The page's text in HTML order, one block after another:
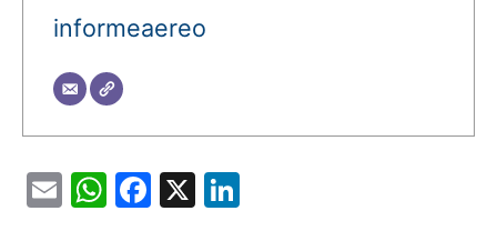
informeaereo
EmailWhatsApp
Facebook
X